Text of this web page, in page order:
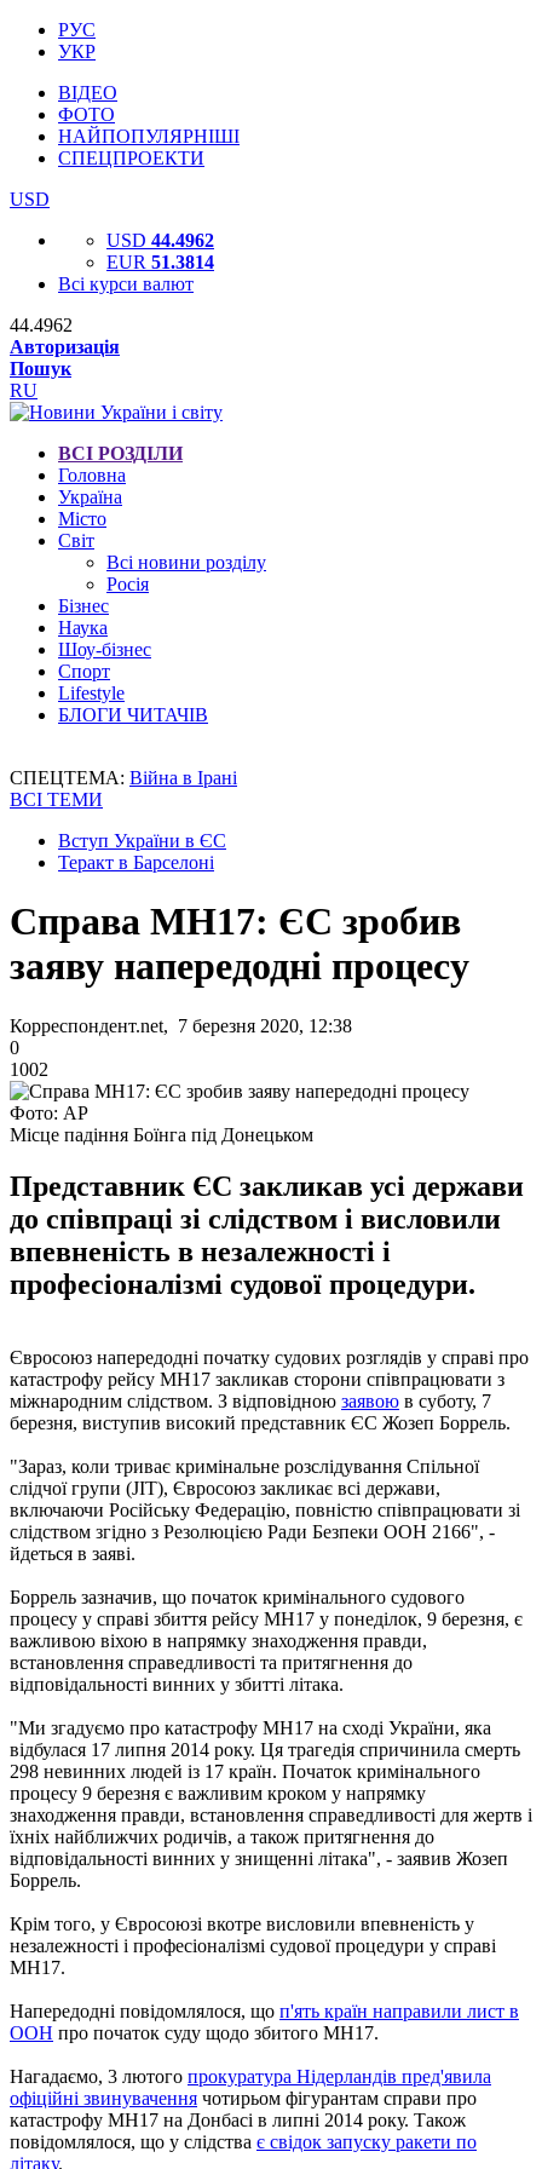
РУС
УКР
ВІДЕО
ФОТО
НАЙПОПУЛЯРНІШІ
СПЕЦПРОЕКТИ
USD
USD 44.4962
EUR 51.3814
Всі курси валют
44.4962
Авторизація
Пошук
RU
ВСІ РОЗДІЛИ
Головна
Україна
Місто
Світ
Всі новини розділу
Росія
Бізнес
Наука
Шоу-бізнес
Спорт
Lifestyle
БЛОГИ ЧИТАЧІВ
СПЕЦТЕМА: Війна в Ірані
ВСІ ТЕМИ
Вступ України в ЄС
Теракт в Барселоні
Справа MH17: ЄС зробив
заяву напередодні процесу
Корреспондент.net, 7 березня 2020, 12:38
0
1002
Фото: AP
Місце падіння Боїнга під Донецьком
Представник ЄС закликав усі держави
до співпраці зі слідством і висловили
впевненість в незалежності і
професіоналізмі судової процедури.
Євросоюз напередодні початку судових розглядів у справі про
катастрофу рейсу MH17 закликав сторони співпрацювати з
міжнародним слідством. З відповідною заявою в суботу, 7
березня, виступив високий представник ЄС Жозеп Боррель.
"Зараз, коли триває кримінальне розслідування Спільної
слідчої групи (JIT), Євросоюз закликає всі держави,
включаючи Російську Федерацію, повністю співпрацювати зі
слідством згідно з Резолюцією Ради Безпеки ООН 2166", -
йдеться в заяві.
Боррель зазначив, що початок кримінального судового
процесу у справі збиття рейсу MH17 у понеділок, 9 березня, є
важливою віхою в напрямку знаходження правди,
встановлення справедливості та притягнення до
відповідальності винних у збитті літака.
"Ми згадуємо про катастрофу MH17 на сході України, яка
відбулася 17 липня 2014 року. Ця трагедія спричинила смерть
298 невинних людей із 17 країн. Початок кримінального
процесу 9 березня є важливим кроком у напрямку
знаходження правди, встановлення справедливості для жертв і
їхніх найближчих родичів, а також притягнення до
відповідальності винних у знищенні літака", - заявив Жозеп
Боррель.
Крім того, у Євросоюзі вкотре висловили впевненість у
незалежності і професіоналізмі судової процедури у справі
MH17.
Напередодні повідомлялося, що п'ять країн направили лист в
ООН про початок суду щодо збитого MH17.
Нагадаємо, 3 лютого прокуратура Нідерландів пред'явила
офіційні звинувачення чотирьом фігурантам справи про
катастрофу МН17 на Донбасі в липні 2014 року. Також
повідомлялося, що у слідства є свідок запуску ракети по
літаку.